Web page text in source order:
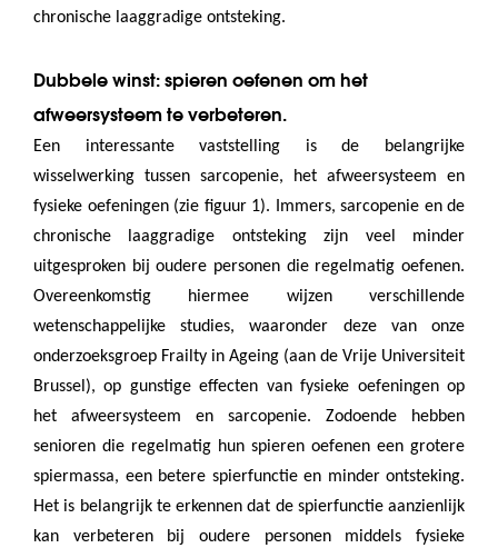
chronische laaggradige ontsteking.
Dubbele winst: spieren oefenen om het
afweersysteem te verbeteren.
Een interessante vaststelling is de belangrijke
wisselwerking tussen sarcopenie, het afweersysteem en
fysieke oefeningen (zie figuur 1). Immers, sarcopenie en de
chronische laaggradige ontsteking zijn veel minder
uitgesproken bij oudere personen die regelmatig oefenen.
Overeenkomstig hiermee wijzen verschillende
wetenschappelijke studies, waaronder deze van onze
onderzoeksgroep Frailty in Ageing (aan de Vrije Universiteit
Brussel), op gunstige effecten van fysieke oefeningen op
het afweersysteem en sarcopenie. Zodoende hebben
senioren die regelmatig hun spieren oefenen een grotere
spiermassa, een betere spierfunctie en minder ontsteking.
Het is belangrijk te erkennen dat de spierfunctie aanzienlijk
kan verbeteren bij oudere personen middels fysieke